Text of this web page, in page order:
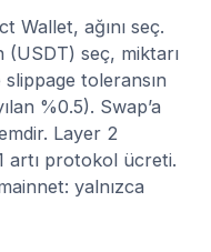
Wallet, ağını seç.
seç, miktarı
toleransın
%0.5). Swap’a
Layer 2
artı protokol ücreti.
yalnızca